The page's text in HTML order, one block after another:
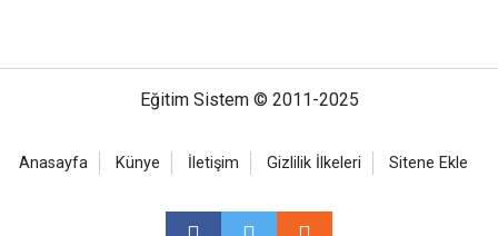
Eğitim Sistem © 2011-2025
Anasayfa Künye İletişim Gizlilik İlkeleri Sitene Ekle